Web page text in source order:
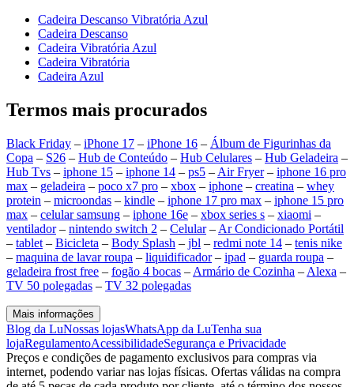
Cadeira Descanso Vibratória Azul
Cadeira Descanso
Cadeira Vibratória Azul
Cadeira Vibratória
Cadeira Azul
Termos mais procurados
Black Friday – iPhone 17 – iPhone 16 – Álbum de Figurinhas da
Copa – S26 – Hub de Conteúdo – Hub Celulares – Hub Geladeira –
Hub Tvs – iphone 15 – iphone 14 – ps5 – Air Fryer– iphone 16 pro
max – geladeira – poco x7 pro – xbox – iphone – creatina – whey
protein – microondas – kindle – iphone 17 pro max – iphone 15 pro
max – celular samsung – iphone 16e – xbox series s – xiaomi –
ventilador– nintendo switch 2 – Celular– Ar Condicionado Portátil
– tablet – Bicicleta – Body Splash – jbl – redmi note 14 – tenis nike
– maquina de lavar roupa – liquidificador– ipad – guarda roupa –
geladeira frost free – fogão 4 bocas – Armário de Cozinha – Alexa –
TV 50 polegadas – TV 32 polegadas
Mais informações
Blog da LuNossas lojasWhatsApp da LuTenha sua
lojaRegulamentoAcessibilidadeSegurança e Privacidade
Preços e condições de pagamento exclusivos para compras via
internet, podendo variar nas lojas físicas. Ofertas válidas na compra